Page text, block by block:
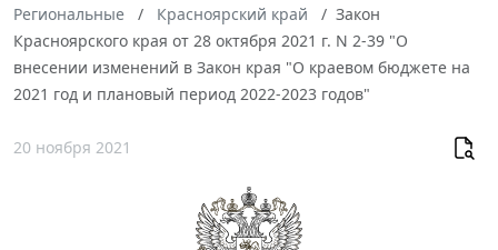
Региональные
Красноярский край
Закон
Красноярского края от 28 октября 2021 г. N 2-39 "О
внесении изменений в Закон края "О краевом бюджете на
2021 год и плановый период 2022-2023 годов"
20 ноября 2021